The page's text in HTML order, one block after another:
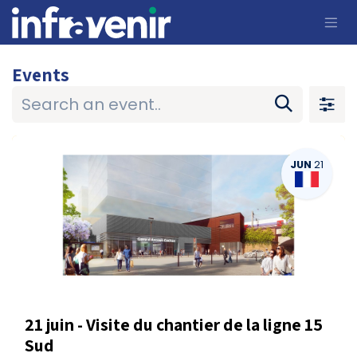
Skip to Content
Events
JUN 21
21 juin - Visite du chantier de la ligne 15
Sud